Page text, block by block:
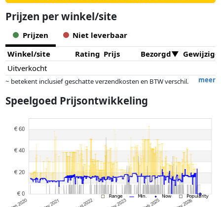
Prijzen per winkel/site
Prijzen
Niet leverbaar
Winkel/site
Rating Prijs Bezorgd
Gewijzigd
Uitverkocht
meer
~ betekent inclusief geschatte verzendkosten en BTW verschil.
gewicht.
controle. Volgorde is puur op basis van prijs, vergoedingen door
partners hebben hier geen enkele invoed op. Alleen bij gelijke prijzen
kunnen historische prestaties de volgorde beïnvloeden.
Speelgoed Prijsontwikkeling